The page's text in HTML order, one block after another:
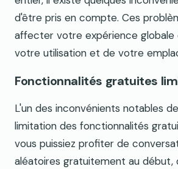
d'être pris en compte. Ces
affecter votre expérience
votre utilisation et de votre
Fonctionnalités gratuites
L'un des inconvénients notables
limitation des fonctionnalités
vous puissiez profiter de
aléatoires gratuitement au début,